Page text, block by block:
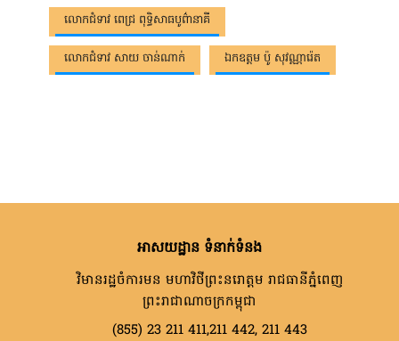
លោកជំទាវ ពេជ្រ ពុទ្ធិសាធបូព៌ានាគី
លោកជំទាវ សាយ ចាន់ណាក់ ឯកឧត្តម ប៉ូ សុវណ្ណារ៉េត
អាសយដ្ឋាន ទំនាក់ទំនង
វិមានរដ្ឋចំការមន មហាវិថីព្រះនរោត្តម រាជធានីភ្នំពេញ
ព្រះរាជាណាចក្រកម្ពុជា
(855) 23 211 411,211 442, 211 443